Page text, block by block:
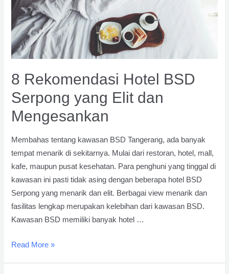
8 Rekomendasi Hotel BSD
Serpong yang Elit dan
Mengesankan
Membahas tentang kawasan BSD Tangerang, ada banyak
tempat menarik di sekitarnya. Mulai dari restoran, hotel, mall,
kafe, maupun pusat kesehatan. Para penghuni yang tinggal di
kawasan ini pasti tidak asing dengan beberapa hotel BSD
Serpong yang menarik dan elit. Berbagai view menarik dan
fasilitas lengkap merupakan kelebihan dari kawasan BSD.
Kawasan BSD memiliki banyak hotel …
8
Read More »